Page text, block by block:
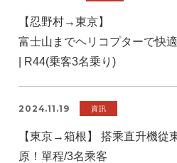
【忍野村→東京】
富士山までヘリコプターで快
| R44(乗客3名乗り)
2024.11.19 資訊
【東京→箱根】 搭乘直升機從
原！單程/3名乘客